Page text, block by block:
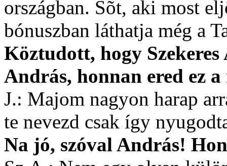
országban. Sõt, aki most
bónuszban láthatja még a
Köztudott, hogy
András, honnan ered ez
J.: Majom nagyon harap
te nevezd csak így
Na jó, szóval András!